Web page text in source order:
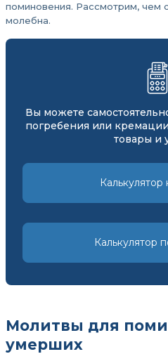
поминовения. Рассмотрим, чем
молебна.
Вы можете
погребения или
товары и
Калькулятор
Молитвы для
умерших